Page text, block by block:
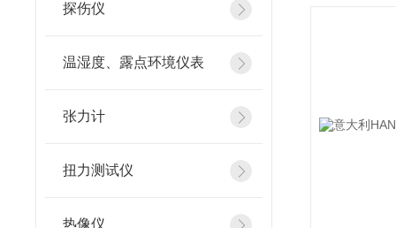
探伤仪
温湿度、露点环境仪表
张力计
扭力测试仪
热像仪